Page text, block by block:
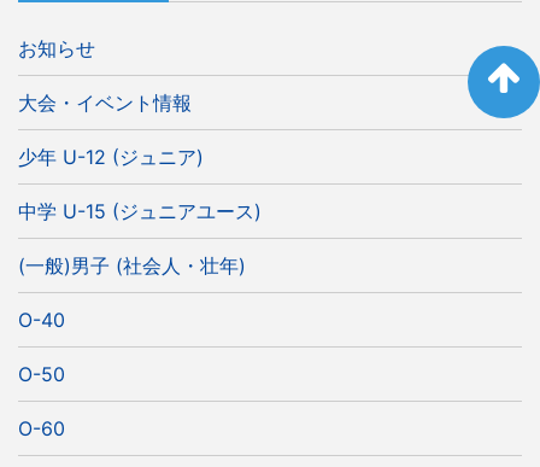
お知らせ
大会・イベント情報
少年 U-12 (ジュニア)
中学 U-15 (ジュニアユース)
(一般)男子 (社会人・壮年)
O-40
O-50
O-60